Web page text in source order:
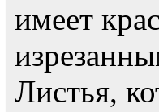
имеет
Листья,